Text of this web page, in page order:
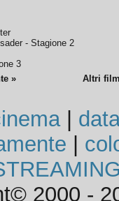
- Stagione 2
3
» Altri
|
2000 -